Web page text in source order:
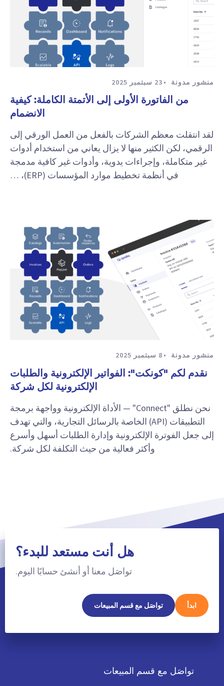
منشور مدونة 23 سبتمبر 2025
من الفاتورة الأولى إلى الأتمتة الكاملة: كيفية
الانضمام
لقد انتقلت معظم الشركات بالفعل من العمل الورقي إلى
الرقمي، لكن الكثير منها لا يزال يعاني من استخدام أدوات
غير متكاملة، وإجراءات يدوية، وأدوات غير كافية مدمجة
في أنظمة تخطيط موارد المؤسسات (ERP)، …
منشور مدونة 8 سبتمبر 2025
نقدم لكم "كونكت": الفواتير الإلكترونية والطلبات
الإلكترونية لكل شركة
نحن نطلق "Connect" — الأداة الإلكترونية وواجهة برمجة
التطبيقات (API) الخاصة بالرسائل التجارية، والتي تهدف
إلى جعل الفوترة الإلكترونية وإدارة الطلبات أسهل وأسرع
وأكثر فعالية من حيث التكلفة لكل شركة.
هل أنت مستعد للبدء؟
تواصَل معنا أو أنشئ حسابًا اليوم.
ابدأ تواصَل مع قسم المبيعات
تواصَل مع قسم المبيعات